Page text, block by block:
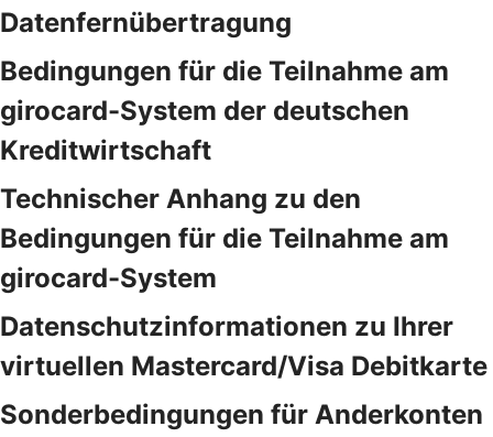
Datenfernübertragung
Bedingungen für die Teilnahme am
girocard-System der deutschen
Kreditwirtschaft
Technischer Anhang zu den
Bedingungen für die Teilnahme am
girocard-System
Datenschutzinformationen zu Ihrer
virtuellen Mastercard/Visa Debitkarte
Sonderbedingungen für Anderkonten